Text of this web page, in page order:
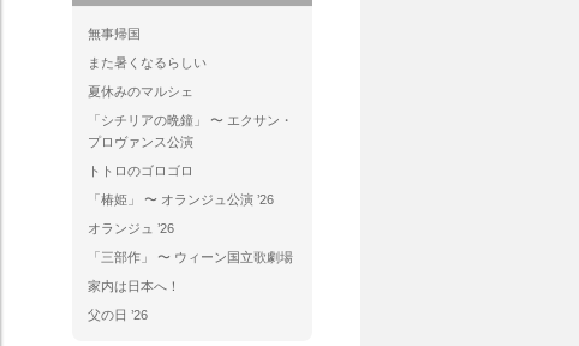
無事帰国
また暑くなるらしい
夏休みのマルシェ
「シチリアの晩鐘」 〜 エクサン・
プロヴァンス公演
トトロのゴロゴロ
「椿姫」 〜 オランジュ公演 ’26
オランジュ ’26
「三部作」 〜 ウィーン国立歌劇場
家内は日本へ！
父の日 ’26